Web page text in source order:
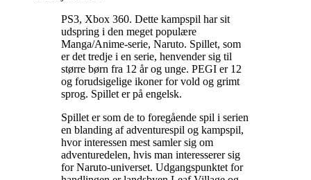
PS3, Xbox 360. Dette kampspil har sit
udspring i den meget populære
Manga/Anime-serie, Naruto. Spillet, som
er det tredje i en serie, henvender sig til
større børn fra 12 år og unge. PEGI er 12
og forudsigelige ikoner for vold og grimt
sprog. Spillet er på engelsk.
Spillet er som de to foregående spil i serien
en blanding af adventurespil og kampspil,
hvor interessen mest samler sig om
adventuredelen, hvis man interesserer sig
for Naruto-universet. Udgangspunktet for